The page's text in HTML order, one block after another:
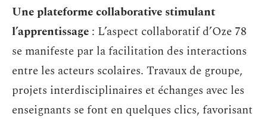
Une plateforme collaborative stimulant
l’apprentissage : L’aspect collaboratif d’Oze 78
se manifeste par la facilitation des interactions
entre les acteurs scolaires. Travaux de groupe,
projets interdisciplinaires et échanges avec les
enseignants se font en quelques clics, favorisant